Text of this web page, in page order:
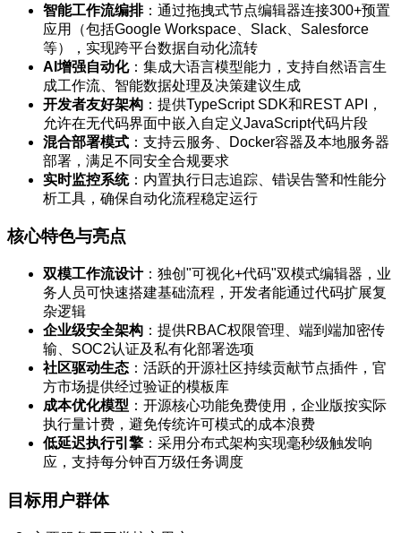
智能工作流编排：通过拖拽式节点编辑器连接300+预置
应用（包括Google Workspace、Slack、Salesforce
等），实现跨平台数据自动化流转
AI增强自动化：集成大语言模型能力，支持自然语言生
成工作流、智能数据处理及决策建议生成
开发者友好架构 ：提供TypeScript SDK和REST API，
允许在无代码界面中嵌入自定义JavaScript代码片段
混合部署模式 ：支持云服务、Docker容器及本地服务器
部署，满足不同安全合规要求
实时监控系统：内置执行日志追踪、错误告警和性能分
析工具，确保自动化流程稳定运行
核心特色与亮点
双模工作流设计：独创"可视化+代码"双模式编辑器，业
务人员可快速搭建基础流程，开发者能通过代码扩展复
杂逻辑
企业级安全架构 ：提供RBAC权限管理、端到端加密传
输、SOC2认证及私有化部署选项
社区驱动生态 ：活跃的开源社区持续贡献节点插件，官
方市场提供经过验证的模板库
成本优化模型 ：开源核心功能免费使用，企业版按实际
执行量计费，避免传统许可模式的成本浪费
低延迟执行引擎 ：采用分布式架构实现毫秒级触发响
应，支持每分钟百万级任务调度
目标用户群体